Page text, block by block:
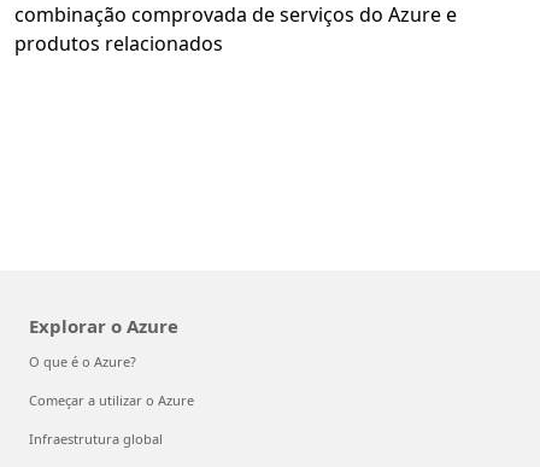
combinação comprovada de serviços do Azure e
produtos relacionados
Explorar o Azure
O que é o Azure?
Começar a utilizar o Azure
Infraestrutura global